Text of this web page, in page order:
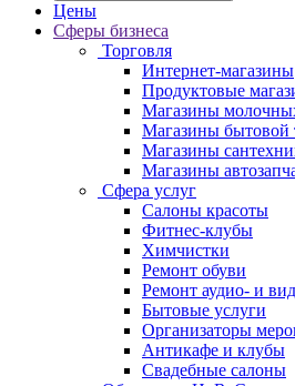
Цены
Сферы бизнеса
Торговля
Интернет-магазины
Продуктовые
Магазины
Магазины бытовой
Магазины
Магазины
Сфера услуг
Салоны красоты
Фитнес-клубы
Химчистки
Ремонт обуви
Ремонт аудио- и
Бытовые услуги
Организаторы
Антикафе и клубы
Свадебные салоны